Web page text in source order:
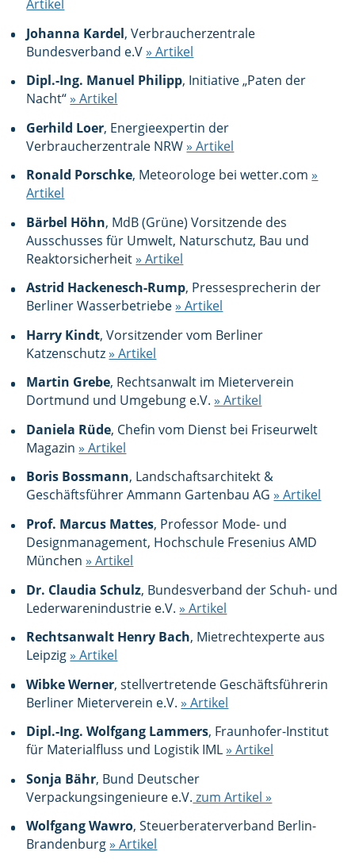
Artikel
Johanna Kardel, Verbraucherzentrale
Bundesverband e.V» Artikel
Dipl.-Ing. Manuel Philipp, Initiative „Paten der
Nacht“» Artikel
Gerhild Loer, Energieexpertin der
Verbraucherzentrale NRW» Artikel
Ronald Porschke, Meteorologe bei wetter.com»
Artikel
Bärbel Höhn, MdB (Grüne) Vorsitzende des
Ausschusses für Umwelt, Naturschutz, Bau und
Reaktorsicherheit» Artikel
Astrid Hackenesch-Rump, Pressesprecherin der
Berliner Wasserbetriebe» Artikel
Harry Kindt, Vorsitzender vom Berliner
Katzenschutz» Artikel
Martin Grebe, Rechtsanwalt im Mieterverein
Dortmund und Umgebung e.V.» Artikel
Daniela Rüde, Chefin vom Dienst bei Friseurwelt
Magazin» Artikel
Boris Bossmann, Landschaftsarchitekt &
Geschäftsführer Ammann Gartenbau AG» Artikel
Prof. Marcus Mattes, Professor Mode- und
Designmanagement, Hochschule Fresenius AMD
München» Artikel
Dr. Claudia Schulz, Bundesverband der Schuh- und
Lederwarenindustrie e.V.» Artikel
Rechtsanwalt Henry Bach, Mietrechtexperte aus
Leipzig» Artikel
Wibke Werner, stellvertretende Geschäftsführerin
Berliner Mieterverein e.V.» Artikel
Dipl.-Ing. Wolfgang Lammers, Fraunhofer-Institut
für Materialfluss und Logistik IML» Artikel
Sonja Bähr, Bund Deutscher
Verpackungsingenieure e.V. zum Artikel »
Wolfgang Wawro, Steuerberaterverband Berlin-
Brandenburg» Artikel